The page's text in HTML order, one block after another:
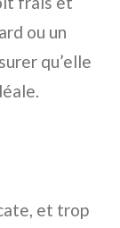
ou un
qu’elle
et trop